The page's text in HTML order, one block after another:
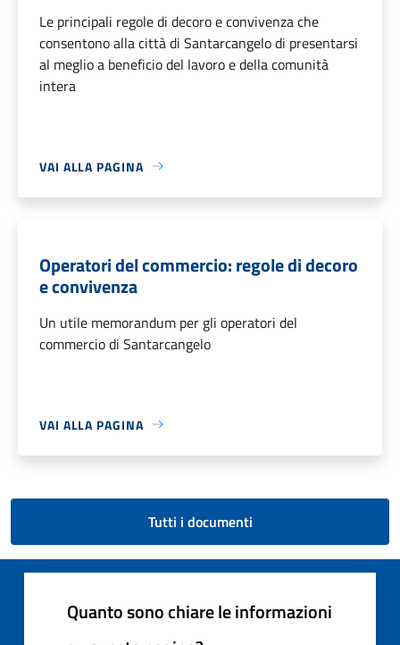
Le principali regole di decoro e convivenza che
consentono alla città di Santarcangelo di presentarsi
al meglio a beneficio del lavoro e della comunità
intera
VAI ALLA PAGINA
Operatori del commercio: regole di decoro
e convivenza
Un utile memorandum per gli operatori del
commercio di Santarcangelo
VAI ALLA PAGINA
Tutti i documenti
Quanto sono chiare le informazioni